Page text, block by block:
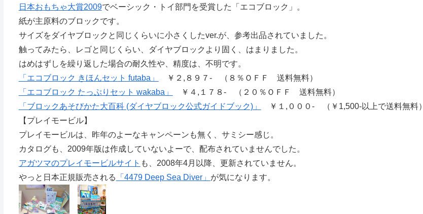
日本おもちゃ大賞2009でベーシック・トイ部門を受賞した「エコブロック」。
紙が主原料のブロックです。
サイズをダイヤブロックと同じくらいに小さくしたver.が、参考出品されていました。
触ってみたら、レゴと同じくらい、ダイヤブロックより固く、はまりました。
はめはずしを繰り返した場合の耐久性や、精度は、不明です。
「エコブロック きほんセット futaba」
￥２,８９７- （８％ＯＦＦ 送料無料）
「エコブロック たっぷりセット wakaba」
￥４,１７８- （２０％ＯＦＦ 送料無料）
「ブロックあそびかた大百科 (ダイヤブロック公式ガイドブック)」
￥１,０００- （￥1,500-以上で送料無料）
【プレイモービル】
プレイモービルは、昨年のよーなキャンペーンも無く、サミシー感じ。
カタログも、2009年版は作成していないよーで、配布されていませんでした。
アガツマのプレイモービルサイト も、2008年4月以降、更新されていません。
やっと日本正規販売される
「4479 Deep Sea Diver」 が気になります。